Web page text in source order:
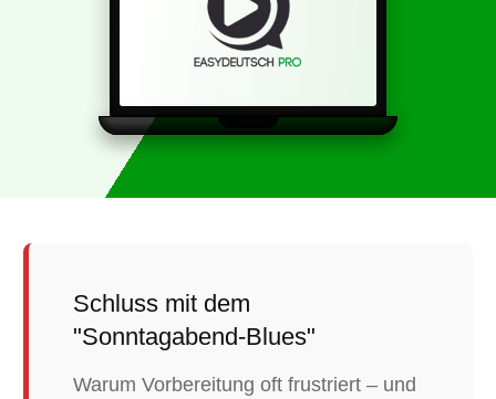
Schluss mit dem
"Sonntagabend-Blues"
Warum Vorbereitung oft frustriert – und